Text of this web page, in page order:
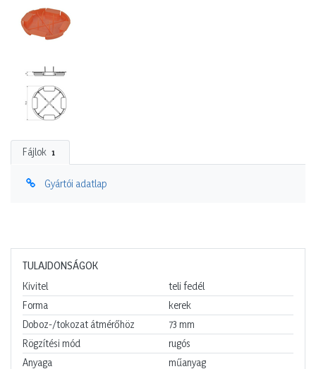
Fájlok 1
Gyártói adatlap
TULAJDONSÁGOK
Kivitel
teli fedél
Forma
kerek
Doboz-/tokozat átmérőhöz
73 mm
Rögzítési mód
rugós
Anyaga
műanyag